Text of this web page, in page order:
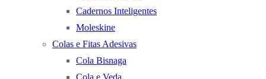
Cadernos Inteligentes
Moleskine
Colas e Fitas Adesivas
Cola Bisnaga
Cola e Veda